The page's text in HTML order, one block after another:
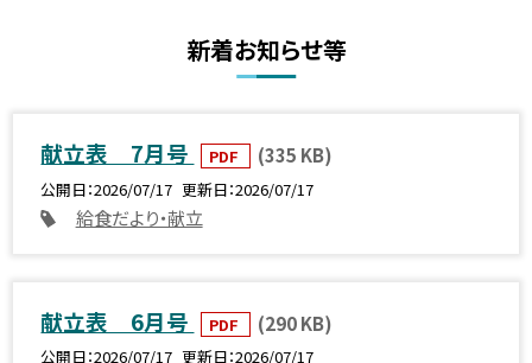
新着お知らせ等
献立表 7月号 PDF (335 KB)
公開日 2026/07/17 更新日 2026/07/17
給食だより・献立
献立表 6月号 PDF (290 KB)
公開日 2026/07/17 更新日 2026/07/17